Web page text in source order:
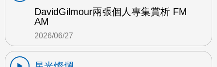
DavidGilmour兩張個人專集賞析 FM
AM
2026/06/27